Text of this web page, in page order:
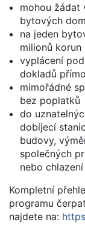
mohou žádat
bytových
na jeden
milionů korun
vyplácení
dokladů
mimořádné
bez poplatků
do
dobíjecí
budovy,
společných
nebo
Kompletní
programu
najdete na: